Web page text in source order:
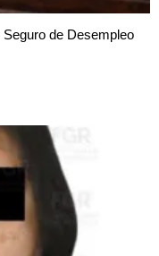
de Desempleo